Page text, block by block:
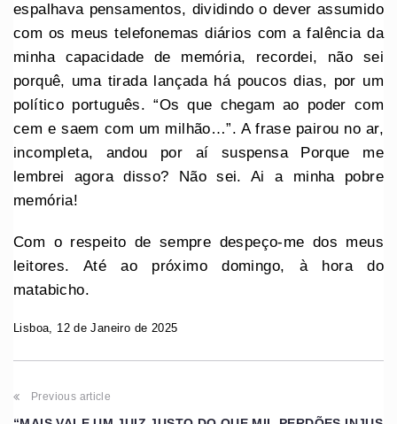
espalhava pensamentos, dividindo o dever assumido
com os meus telefonemas diários com a falência da
minha capacidade de memória, recordei, não sei
porquê, uma tirada lançada há poucos dias, por um
político português. “Os que chegam ao poder com
cem e saem com um milhão…”. A frase pairou no ar,
incompleta, andou por aí suspensa Porque me
lembrei agora disso? Não sei. Ai a minha pobre
memória!
Com o respeito de sempre despeço-me dos meus
leitores. Até ao próximo domingo, à hora do
matabicho.
Lisboa, 12 de Janeiro de 2025
Previous article